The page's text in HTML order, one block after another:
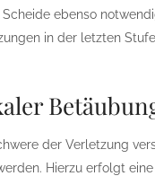
ebenso
in der letzten
der Verletzung
Hierzu erfolgt